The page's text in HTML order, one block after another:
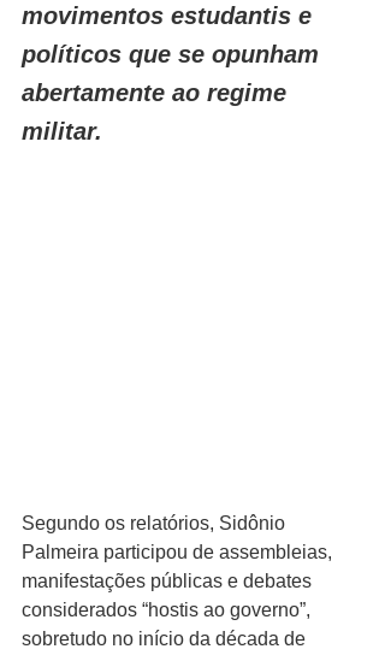
movimentos estudantis e
políticos que se opunham
abertamente ao regime
militar.
Segundo os relatórios, Sidônio
Palmeira participou de assembleias,
manifestações públicas e debates
considerados “hostis ao governo”,
sobretudo no início da década de